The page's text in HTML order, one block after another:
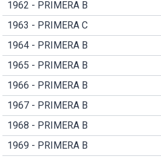
1962 - PRIMERA B
1963 - PRIMERA C
1964 - PRIMERA B
1965 - PRIMERA B
1966 - PRIMERA B
1967 - PRIMERA B
1968 - PRIMERA B
1969 - PRIMERA B